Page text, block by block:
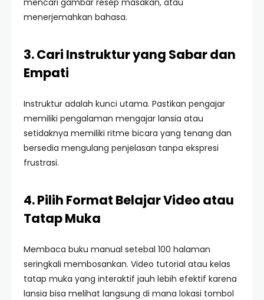
mencari gambar resep masakan, atau
menerjemahkan bahasa.
3. Cari Instruktur yang Sabar dan
Empati
Instruktur adalah kunci utama. Pastikan pengajar
memiliki pengalaman mengajar lansia atau
setidaknya memiliki ritme bicara yang tenang dan
bersedia mengulang penjelasan tanpa ekspresi
frustrasi.
4. Pilih Format Belajar Video atau
Tatap Muka
Membaca buku manual setebal 100 halaman
seringkali membosankan. Video tutorial atau kelas
tatap muka yang interaktif jauh lebih efektif karena
lansia bisa melihat langsung di mana lokasi tombol